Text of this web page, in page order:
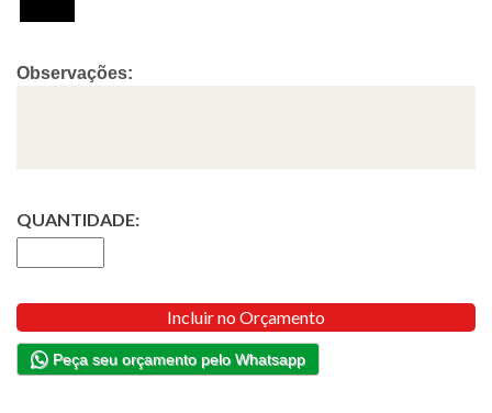
Observações:
QUANTIDADE:
Incluir no Orçamento
Peça seu orçamento pelo Whatsapp